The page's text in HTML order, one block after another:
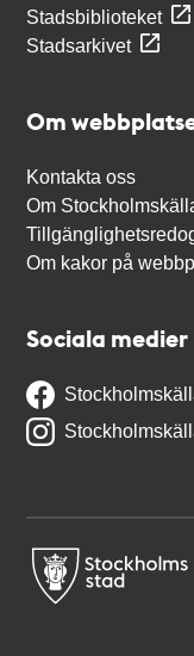
Stadsbiblioteket
Stadsarkivet
Om
Kontakta oss
Om
Om kakor på
Sociala medier